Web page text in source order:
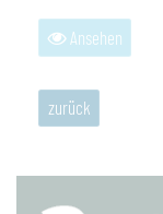
Ansehen
zurück